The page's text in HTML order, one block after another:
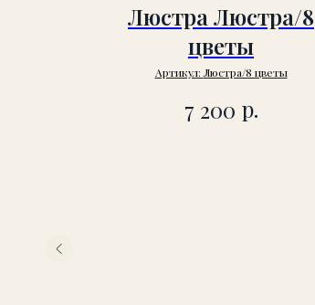
Люстра Люстра/8
цветы
Артикул: Люстра/8 цветы
7 200 р.